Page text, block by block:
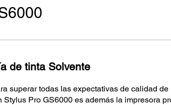
de tinta Solvente
superar todas las expectativas de calidad
Stylus Pro GS6000 es además la impresora